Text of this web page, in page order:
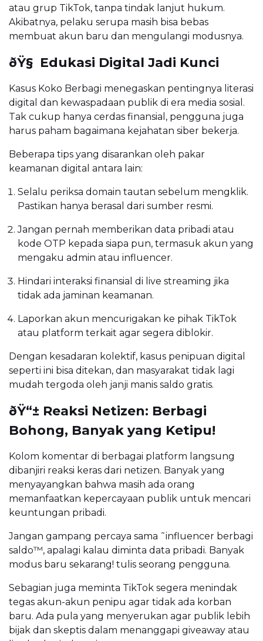
atau grup TikTok, tanpa tindak lanjut hukum.
Akibatnya, pelaku serupa masih bisa bebas
membuat akun baru dan mengulangi modusnya.
ðŸ§ Edukasi Digital Jadi Kunci
Kasus Koko Berbagi menegaskan pentingnya literasi
digital dan kewaspadaan publik di era media sosial.
Tak cukup hanya cerdas finansial, pengguna juga
harus paham bagaimana kejahatan siber bekerja.
Beberapa tips yang disarankan oleh pakar
keamanan digital antara lain:
Selalu periksa domain tautan sebelum mengklik.
Pastikan hanya berasal dari sumber resmi.
Jangan pernah memberikan data pribadi atau
kode OTP kepada siapa pun, termasuk akun yang
mengaku admin atau influencer.
Hindari interaksi finansial di live streaming jika
tidak ada jaminan keamanan.
Laporkan akun mencurigakan ke pihak TikTok
atau platform terkait agar segera diblokir.
Dengan kesadaran kolektif, kasus penipuan digital
seperti ini bisa ditekan, dan masyarakat tidak lagi
mudah tergoda oleh janji manis saldo gratis.
ðŸ“± Reaksi Netizen: Berbagi
Bohong, Banyak yang Ketipu!
Kolom komentar di berbagai platform langsung
dibanjiri reaksi keras dari netizen. Banyak yang
menyayangkan bahwa masih ada orang
memanfaatkan kepercayaan publik untuk mencari
keuntungan pribadi.
Jangan gampang percaya sama ˜influencer berbagi
saldo™, apalagi kalau diminta data pribadi. Banyak
modus baru sekarang! tulis seorang pengguna.
Sebagian juga meminta TikTok segera menindak
tegas akun-akun penipu agar tidak ada korban
baru. Ada pula yang menyerukan agar publik lebih
bijak dan skeptis dalam menanggapi giveaway atau